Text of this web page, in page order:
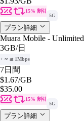
15% 割引
5G
プラン詳細
Muara Mobile - Unlimited
3GB/日
+ ∞ at 1Mbps
7日間
$1.67/GB
$35.00
15% 割引
5G
プラン詳細